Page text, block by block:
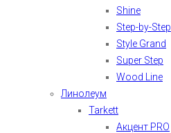
Shine
Step-by-Step
Style Grand
Super Step
Wood Line
Линолеум
Tarkett
Акцент PRO